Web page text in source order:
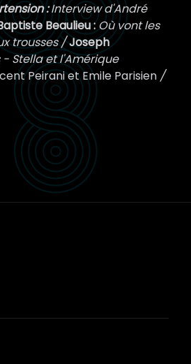
:Interview d'André
Beaulieu :Où vont les
trousses/Joseph
Stella et l'Amérique
Peirani et Emile Parisien /